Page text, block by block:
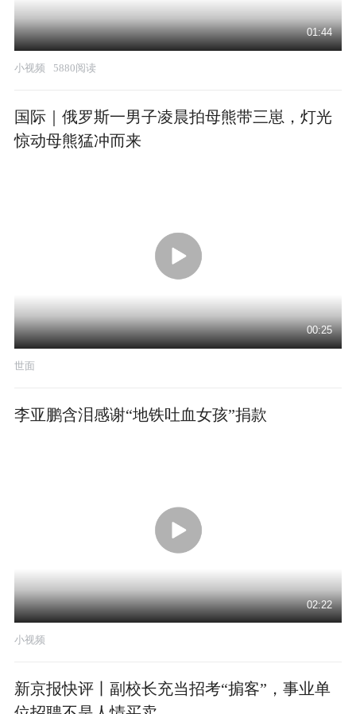
01:44
小视频 5880阅读
国际｜俄罗斯一男子凌晨拍母熊带三崽，灯光
惊动母熊猛冲而来
00:25
世面
李亚鹏含泪感谢“地铁吐血女孩”捐款
02:22
小视频
新京报快评丨副校长充当招考“掮客”，事业单